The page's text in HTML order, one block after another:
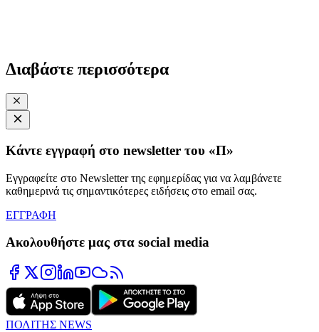
Διαβάστε περισσότερα
Κάντε εγγραφή στο newsletter του «Π»
Εγγραφείτε στο Newsletter της εφημερίδας για να λαμβάνετε
καθημερινά τις σημαντικότερες ειδήσεις στο email σας.
ΕΓΓΡΑΦΗ
Ακολουθήστε μας στα social media
ΠΟΛΙΤΗΣ NEWS